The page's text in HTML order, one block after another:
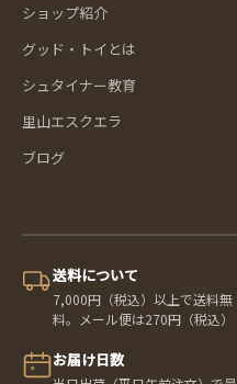
ショップ紹介
グッド・トイとは
シュタイナー教育
里山エスクエラ
ブログ
送料について
7,000円（税込）以上で送料無
料。メール便は270円（税込）
お届け日数